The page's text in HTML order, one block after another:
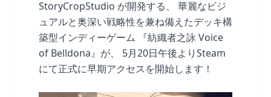
StoryCropStudio が開発する、 華麗なビジ
ュアルと奥深い戦略性を兼ね備えたデッキ構
築型インディーゲーム 『紡織者之詠 Voice
of Belldona』が、 5月20日午後よりSteam
にて正式に早期アクセスを開始します！